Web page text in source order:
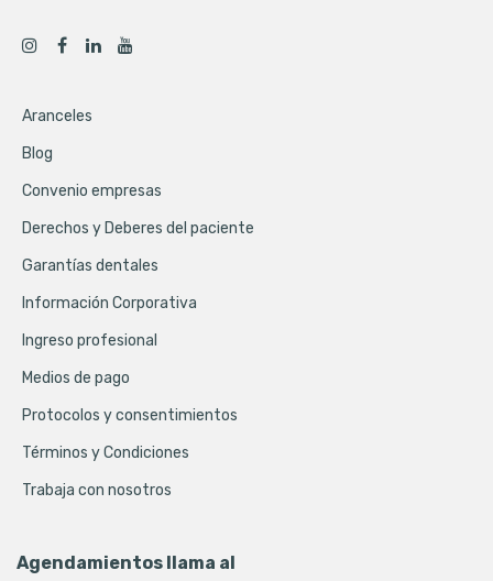
Aranceles
Blog
Convenio empresas
Derechos y Deberes del paciente
Garantías dentales
Información Corporativa
Ingreso profesional
Medios de pago
Protocolos y consentimientos
Términos y Condiciones
Trabaja con nosotros
Agendamientos llama al